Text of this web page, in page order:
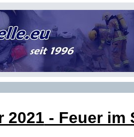
2021 - Feuer im